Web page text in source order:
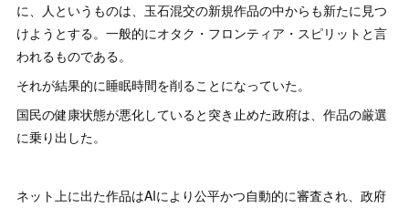
に、人というものは、玉石混交の新規作品の中からも新たに見つ
けようとする。一般的にオタク・フロンティア・スピリットと言
われるものである。
それが結果的に睡眠時間を削ることになっていた。
国民の健康状態が悪化していると突き止めた政府は、作品の厳選
に乗り出した。
ネット上に出た作品はAIにより公平かつ自動的に審査され、政府